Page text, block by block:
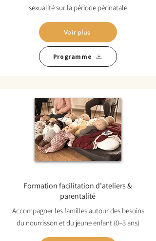
sexualité sur la période périnatale
Voir plus
Programme
Formation facilitation d'ateliers &
parentalité
Accompagner les familles autour des besoins
du nourrisson et du jeune enfant (0–3 ans)